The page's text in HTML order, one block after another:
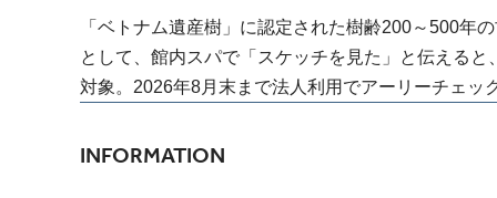
「ベトナム遺産樹」に認定された樹齢200～500年
として、館内スパで「スケッチを見た」と伝える
対象。2026年8月末まで法人利用でアーリーチェッ
INFORMATION